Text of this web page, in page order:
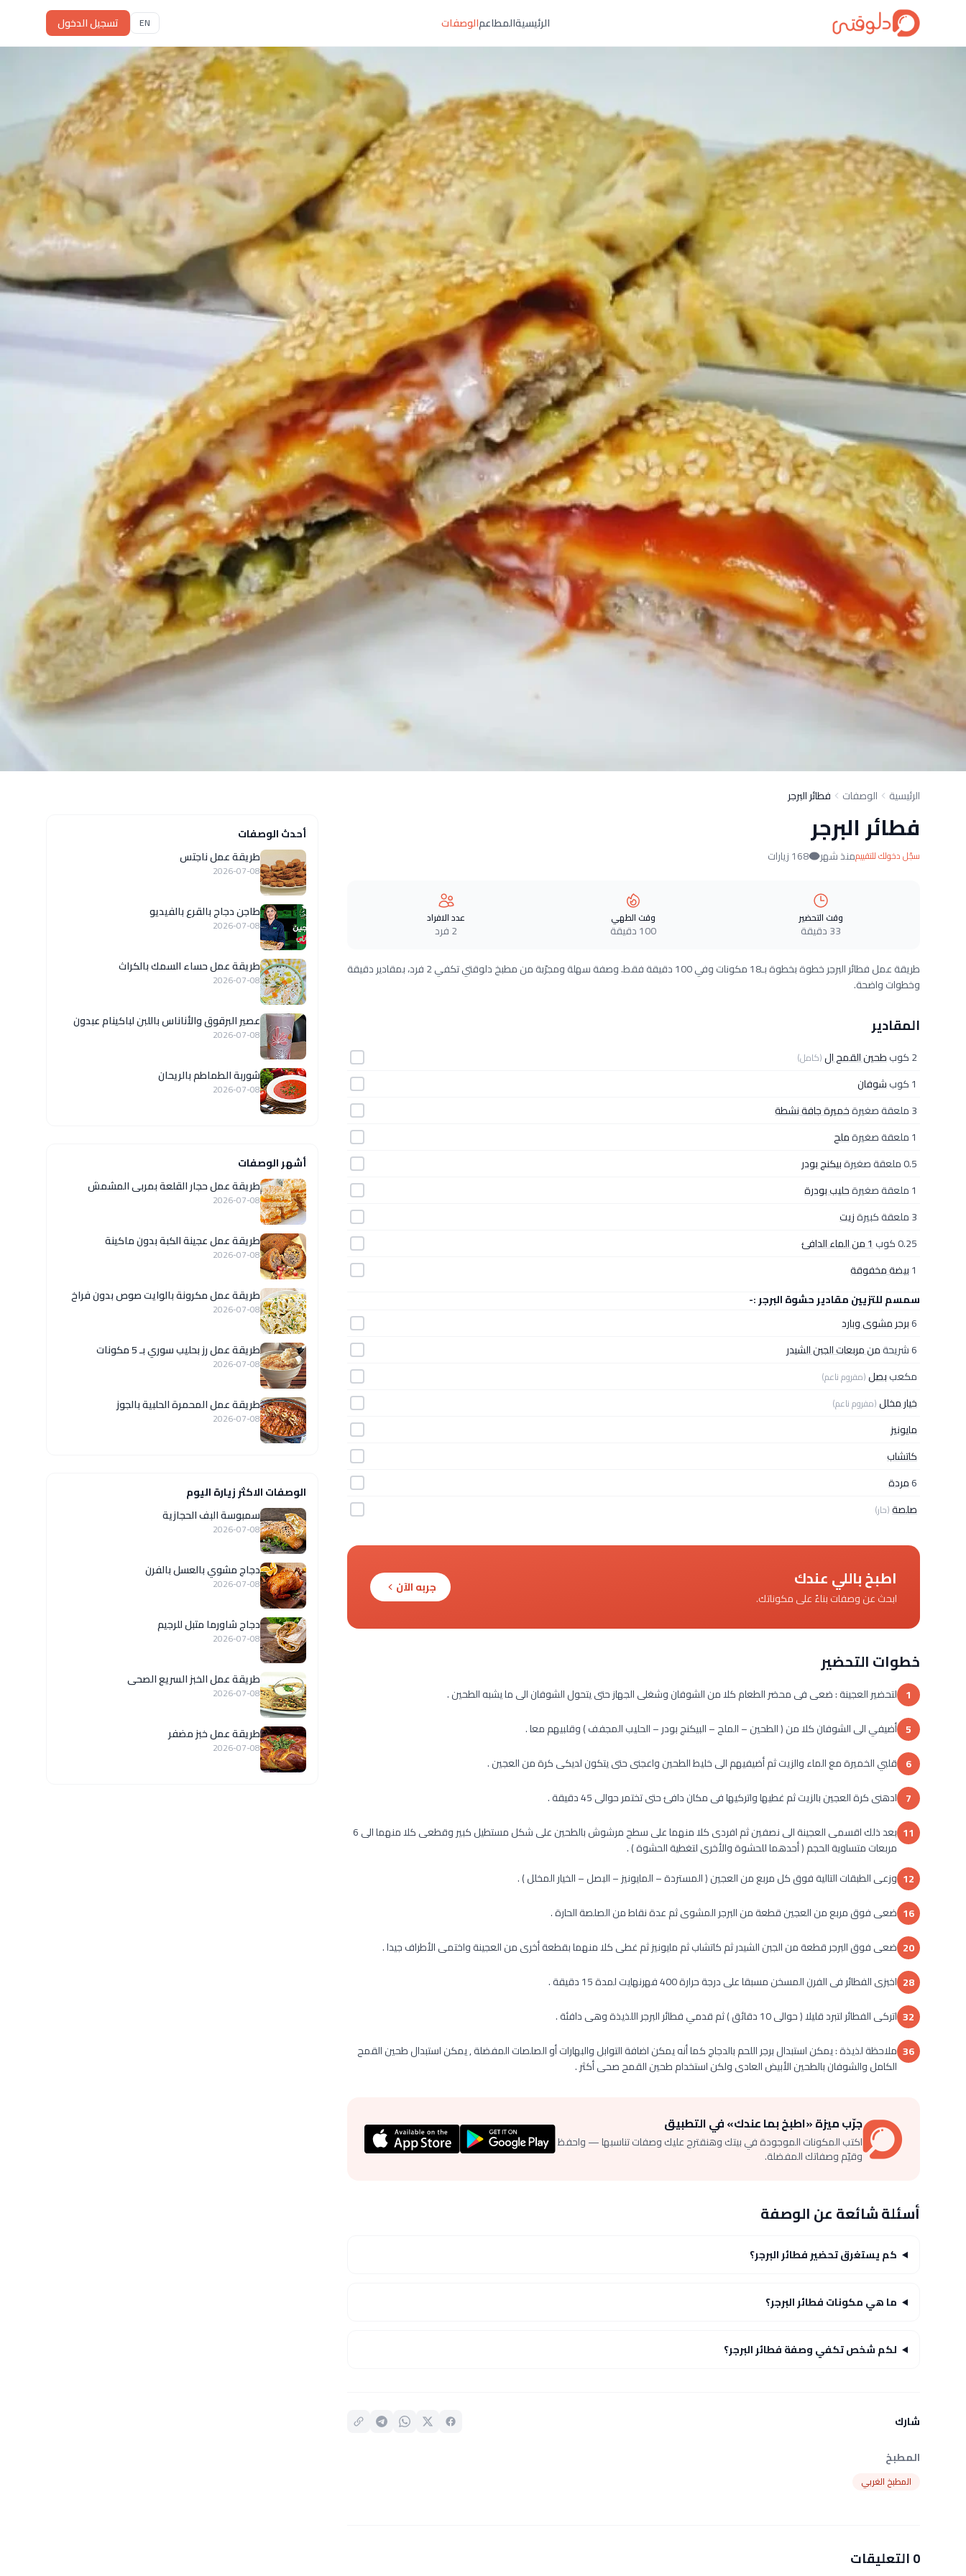
الرئيسيةالمطاعمالوصفات EN تسجيل الدخول
الرئيسية الوصفات فطائر البرجر
فطائر البرجر
سجّل دخولك للتقييممنذ شهر 168 زيارات
وقت التحضير
33 دقيقة
وقت الطهي
100 دقيقة
عدد الافراد
2 فرد
طريقة عمل فطائر البرجر خطوة بخطوة بـ18 مكونات وفي 100 دقيقة فقط. وصفة سهلة ومجرّبة من مطبخ دلوقتي تكفي 2 فرد، بمقادير دقيقة
وخطوات واضحة.
المقادير
2 كوب طحين القمح ال(كامل)
1 كوب
شوفان
3 ملعقة صغيرة
خميرة جافة نشطة
1 ملعقة صغيرة
ملح
0.5 ملعقة صغيرة
بيكنج بودر
1 ملعقة صغيرة
حليب بودرة
3 ملعقة كبيرة
زيت
0.25 كوب
1 من الماء الدافئ
1بيضة مخفوقة
سمسم للتزيين مقادير حشوة البرجر :-
6برجر مشوى وبارد
6 شريحة
من مربعات الجبن الشيدر
مكعببصل(مفروم ناعم)
خيار مخلل(مفروم ناعم)
مايونيز
كاتشاب
6مردة
صلصة(حار)
اطبخ باللي عندك
ابحث عن وصفات بناءً على مكوناتك.
جربه الآن
خطوات التحضير
1 لتحضير العجينة : ضعى فى محضر الطعام كلا من الشوفان وشغلى الجهاز حتى يتحول الشوفان الى ما يشبه الطحين .
5 أضيفي الى الشوفان كلا من ( الطحين – الملح – البيكنج بودر – الحليب المجفف ) وقلبيهم معا .
6 قلبي الخميرة مع الماء والزيت ثم أضيفيهم الى خليط الطحين واعجنى حتى يتكون لديكى كرة من العجين .
7 ادهنى كرة العجين بالزيت ثم غطيها واتركيها فى مكان دافئ حتى تختمر حوالى 45 دقيقة .
11
بعد ذلك اقسمى العجينة الى نصفين ثم افردى كلا منهما على سطح مرشوش بالطحين على شكل مستطيل كبير وقطعى كلا منهما الى 6
مربعات متساوية الحجم ( أحدهما للحشوة والأخرى لتغطية الحشوة ) .
12 وزعى الطبقات التالية فوق كل مربع من العجين ( المستردة – المايونيز – البصل – الخيار المخلل ) .
16 ضعى فوق مربع من العجين قطعة من البرجر المشوى ثم عدة نقاط من الصلصة الحارة .
20 ضعى فوق البرجر قطعة من الجبن الشيدر ثم كاتشاب ثم مايونيز ثم غطى كلا منهما بقطعة أخرى من العجينة واختمى الأطراف جيدا .
28 اخبزى الفطائر فى الفرن المسخن مسبقا على درجة حرارة 400 فهرنهايت لمدة 15 دقيقة .
32 اتركى الفطائر لتبرد قليلا ( حوالى 10 دقائق ) ثم قدمي فطائر البرجر اللذيذة وهى دافئة .
36 ملاحظة لذيذة : يمكن استبدال برجر اللحم بالدجاج كما أنه يمكن اضافة التوابل والبهارات أو الصلصات المفضلة , يمكن استبدال طحين القمح
الكامل والشوفان بالطحين الأبيض العادى ولكن استخدام طحين القمح صحى أكثر .
جرّب ميزة «اطبخ بما عندك» في التطبيق
اكتب المكونات الموجودة في بيتك وهنقترح عليك وصفات تناسبها — واحفظ
وقيّم وصفاتك المفضلة.
أسئلة شائعة عن الوصفة
كم يستغرق تحضير فطائر البرجر؟
ما هي مكونات فطائر البرجر؟
لكم شخص تكفي وصفة فطائر البرجر؟
شارك
المطبخ
المطبخ الغربي
0 التعليقات
أحدث الوصفات
طريقة عمل ناجتس
2026-07-08
طاجن دجاج بالقرع بالفيديو
2026-07-08
طريقة عمل حساء السمك بالكراث
2026-07-08
عصير البرقوق والأناناس باللبن لباكينام عبدون
2026-07-08
شوربة الطماطم بالريحان
2026-07-08
أشهر الوصفات
طريقة عمل حجار القلعة بمربى المشمش
2026-07-08
طريقة عمل عجينة الكبة بدون ماكينة
2026-07-08
طريقة عمل مكرونة بالوايت صوص بدون فراخ
2026-07-08
طريقة عمل رز بحليب سوري بـ 5 مكونات
2026-07-08
طريقة عمل المحمرة الحلبية بالجوز
2026-07-08
الوصفات الاكثر زيارة اليوم
سمبوسة البف الحجازية
2026-07-08
دجاج مشوي بالعسل بالفرن
2026-07-08
دجاج شاورما متبل للرجيم
2026-07-08
طريقة عمل الخبز السريع الصحى
2026-07-08
طريقة عمل خبز مضفر
2026-07-08